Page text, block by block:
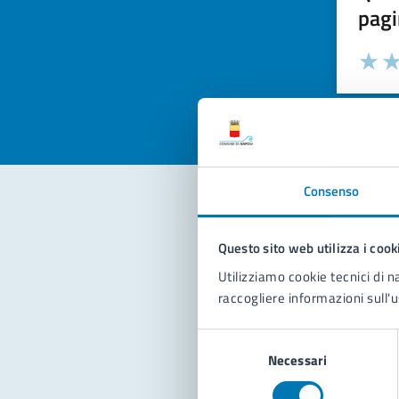
Consenso
Questo sito web utilizza i
Utilizziamo cookie tecnici di
raccogliere informazioni
Necessari
Valuta